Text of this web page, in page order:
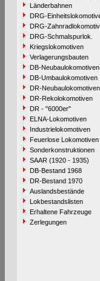
Länderbahnen
DRG-
DRG-
DRG-Schmalspurlok.
Kriegslokomotiven
Verlagerungsbauten
DB-Neubaulokomotiven
DB-Umbaulokomotiven
DR-Neubaulokomotiven
DR-Rekolokomotiven
DR - "6000er"
ELNA-Lokomotiven
Industrielokomotiven
Feuerlose Lokomotiven
Sonderkonstruktionen
SAAR (1920 - 1935)
DB-Bestand 1968
DR-Bestand 1970
Auslandsbestände
Lokbestandslisten
Erhaltene Fahrzeuge
Zerlegungen